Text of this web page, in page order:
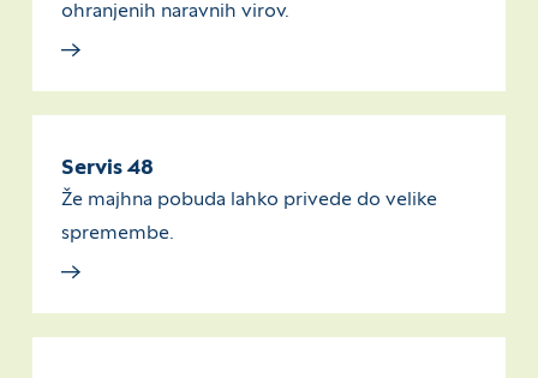
ohranjenih naravnih virov.
Servis 48
Že majhna pobuda lahko privede do velike
spremembe.